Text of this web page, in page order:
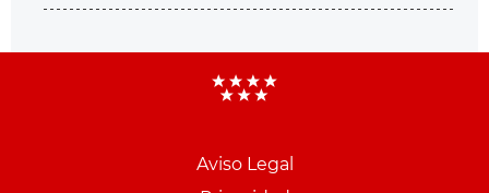
Aviso Legal